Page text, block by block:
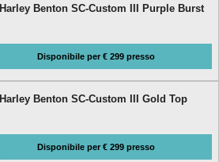
Harley Benton SC-Custom III Purple Burst
Disponibile per € 299 presso
Harley Benton SC-Custom III Gold Top
Disponibile per € 299 presso